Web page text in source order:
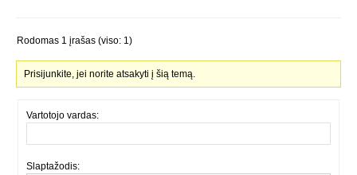
Rodomas 1 įrašas (viso: 1)
Prisijunkite, jei norite atsakyti į šią temą.
Vartotojo vardas:
Slaptažodis: